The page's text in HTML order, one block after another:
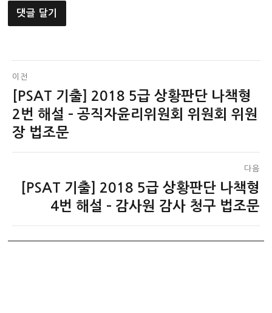
글
탐
색
이전
이
전
글:
[PSAT 기출] 2018 5급 상황판단 나책형
2번 해설 – 공직자윤리위원회 위원회 위원
장 법조문
다음
[PSAT 기출] 2018 5급 상황판단 나책형
4번 해설 – 감사원 감사 청구 법조문